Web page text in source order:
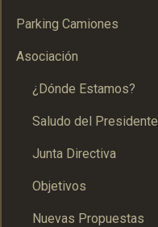
Parking Camiones
Asociación
¿Dónde Estamos?
Saludo del Presidente
Junta Directiva
Objetivos
Nuevas Propuestas